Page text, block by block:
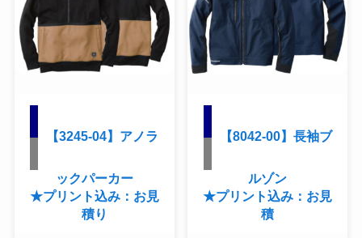
【3245-04】アノラ
ックパーカー
★プリント込み：お見
積り
【8042-00】長袖ブ
ルゾン
★プリント込み：お見
積